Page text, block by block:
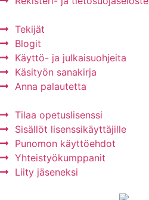
Tekijät
Blogit
Käyttö- ja julkaisuohjeita
Käsityön sanakirja
Anna palautetta
Tilaa opetuslisenssi
Sisällöt lisenssikäyttäjille
Punomon käyttöehdot
Yhteistyökumppanit
Liity jäseneksi